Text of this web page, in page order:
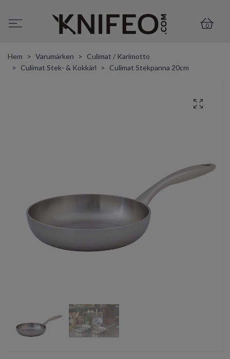
0
Hem Varumärken
Culimat / Karimotto
Culimat Stek- & Kokkärl
Culimat Stekpanna 20cm